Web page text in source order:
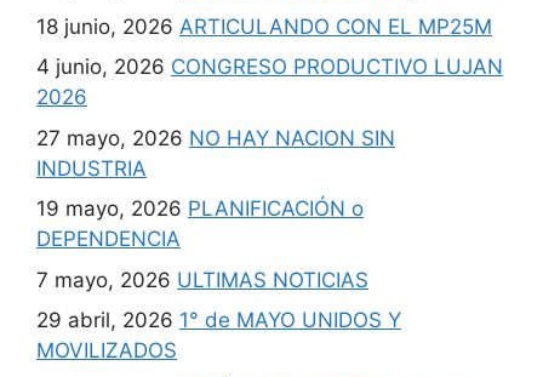
18 junio, 2026 ARTICULANDO CON EL MP25M
4 junio, 2026 CONGRESO PRODUCTIVO LUJAN
2026
27 mayo, 2026 NO HAY NACION SIN
INDUSTRIA
19 mayo, 2026 PLANIFICACIÓN o
DEPENDENCIA
7 mayo, 2026 ULTIMAS NOTICIAS
29 abril, 2026 1° de MAYO UNIDOS Y
MOVILIZADOS